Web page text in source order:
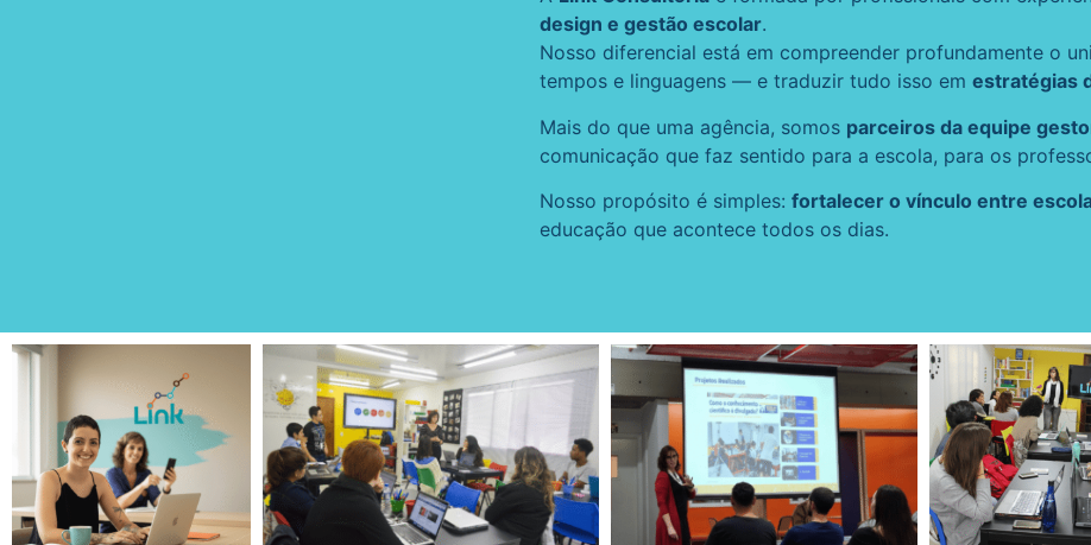
design e gestão escolar.
Nosso diferencial está em compreender profundamente o
tempos e linguagens — e traduzir tudo isso em estratégias
Mais do que uma agência, somos parceiros da equipe
comunicação que faz sentido para a escola, para os
Nosso propósito é simples: fortalecer o vínculo entre
educação que acontece todos os dias.